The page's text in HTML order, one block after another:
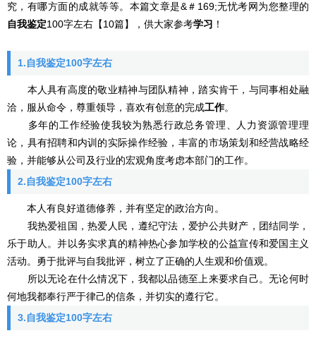
究，有哪方面的成就等等。本篇文章是&＃169;无忧考网为您整理的
自我鉴定100字左右【10篇】，供大家参考学习 ！
1.自我鉴定100字左右
本人具有高度的敬业精神与团队精神，踏实肯干，与同事相处融
洽，服从命令，尊重领导，喜欢有创意的完成工作。
多年的工作经验使我较为熟悉行政总务管理、人力资源管理理
论，具有招聘和内训的实际操作经验，丰富的市场策划和经营战略经
验，并能够从公司及行业的宏观角度考虑本部门的工作。
2.自我鉴定100字左右
本人有良好道德修养，并有坚定的政治方向。
我热爱祖国，热爱人民，遵纪守法，爱护公共财产，团结同学，
乐于助人。并以务实求真的精神热心参加学校的公益宣传和爱国主义
活动。勇于批评与自我批评，树立了正确的人生观和价值观。
所以无论在什么情况下，我都以品德至上来要求自己。无论何时
何地我都奉行严于律己的信条，并切实的遵行它。
3.自我鉴定100字左右